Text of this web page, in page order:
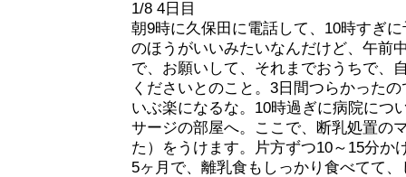
1/8 4日目
朝9時に久保田に電話して、10時すぎ
のほうがいいみたいなんだけど、午前
で、お願いして、それまでおうちで、
くださいとのこと。3日間つらかった
いぶ楽になるな。10時過ぎに病院につ
サージの部屋へ。ここで、断乳処置の
た）をうけます。片方ずつ10～15分か
5ヶ月で、離乳食もしっかり食べてて